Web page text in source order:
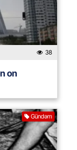
38
on
Gündəm